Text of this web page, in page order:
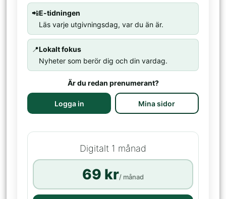
📲E-tidningen
Läs varje utgivningsdag, var du än är.
📍Lokalt fokus
Nyheter som berör dig och din vardag.
Är du redan prenumerant?
Logga in Mina sidor
Digitalt 1 månad
69 kr/ månad